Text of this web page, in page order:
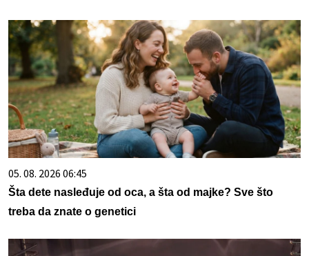
05. 08. 2026 06:45
Šta dete nasleđuje od oca, a šta od majke? Sve što
treba da znate o genetici